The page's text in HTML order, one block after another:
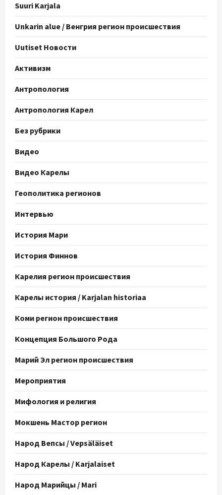
Suuri Karjala
Unkarin alue / Венгрия регион происшествия
Uutiset Новости
Активизм
Антропология
Антропология Карел
Без рубрики
Видео
Видео Карелы
Геополитика регионов
Интервью
История Мари
История Финнов
Карелия регион происшествия
Карелы история / Karjalan historiaa
Коми регион происшествия
Концепция Большого Рода
Марий Эл регион происшествия
Мероприятия
Мифология и религия
Мокшень Мастор регион
Народ Вепсы / Vepsäläiset
Народ Карелы / Karjalaiset
Народ Марийцы / Mari